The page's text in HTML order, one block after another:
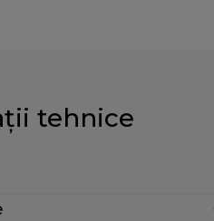
tehnice